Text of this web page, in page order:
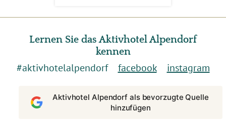
Lernen Sie das Aktivhotel Alpendorf
kennen
#aktivhotelalpendorf facebook instagram
Aktivhotel Alpendorf als bevorzugte Quelle
hinzufügen